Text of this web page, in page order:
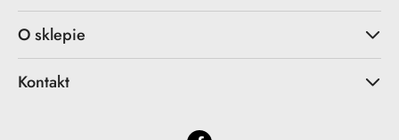
O sklepie
Kontakt